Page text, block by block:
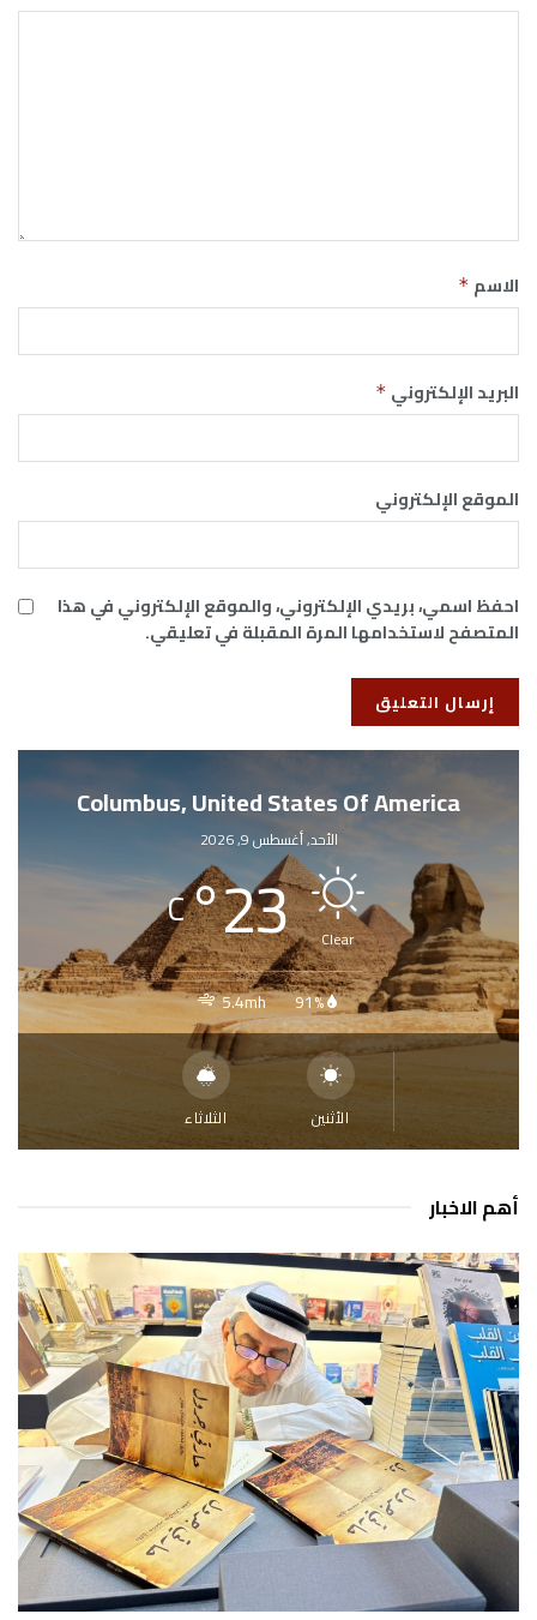
الاسم *
البريد الإلكتروني *
الموقع الإلكتروني
احفظ اسمي، بريدي الإلكتروني، والموقع الإلكتروني في هذا
المتصفح لاستخدامها المرة المقبلة في تعليقي.
Columbus, United States Of America
الأحد, أغسطس 9, 2026
Clear
23
°
C
91%
5.4mh
الأثنين الثلاثاء
أهم الاخبار